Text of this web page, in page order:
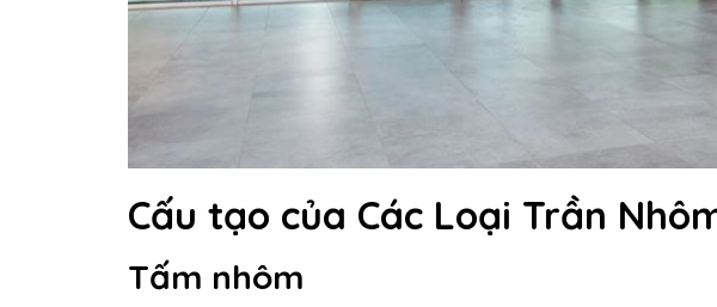
Cấu tạo của Các Loại Trần
Tấm nhôm